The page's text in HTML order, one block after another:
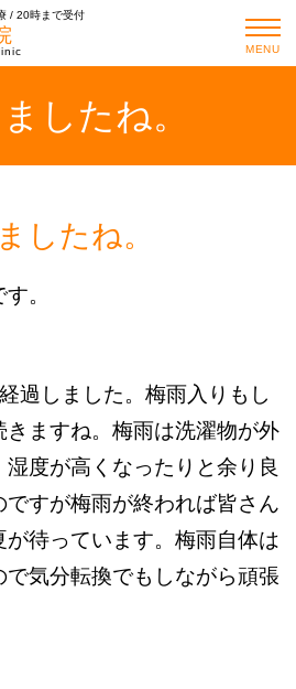
/ 20時まで受付
MENU
したね。
したね。
。
過しました。梅雨入りもし
きますね。梅雨は洗濯物が外
度が高くなったりと余り良
すが梅雨が終われば皆さん
待っています。梅雨自体は
気分転換でもしながら頑張